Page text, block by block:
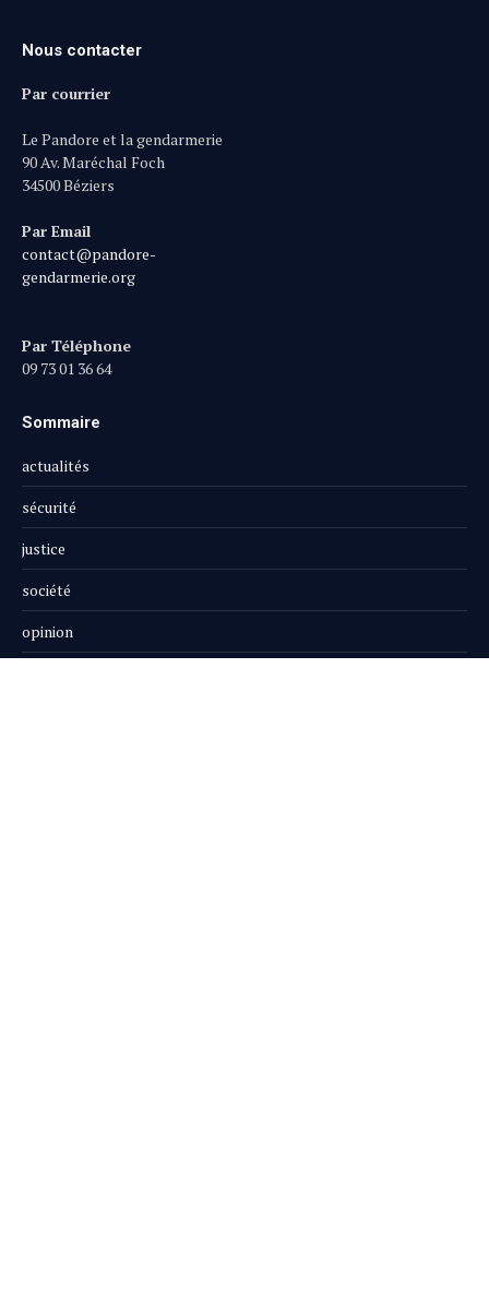
Nous contacter
Par courrier
Le Pandore et la gendarmerie
90 Av. Maréchal Foch
34500 Béziers
Par Email
contact@pandore-
gendarmerie.org
Par Téléphone
09 73 01 36 64
Sommaire
actualités
sécurité
justice
société
opinion